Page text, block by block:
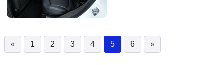
« 1 2 3 4 5
(current)
6 »